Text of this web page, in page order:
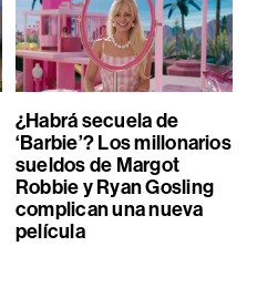
¿Habrá secuela de
‘Barbie’? Los millonarios
sueldos de Margot
Robbie y Ryan Gosling
complican una nueva
película